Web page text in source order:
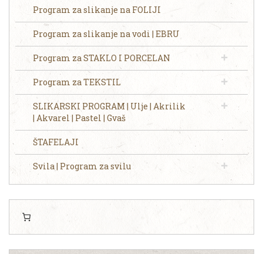
Program za slikanje na FOLIJI
Program za slikanje na vodi | EBRU
Program za STAKLO I PORCELAN
Program za TEKSTIL
SLIKARSKI PROGRAM | Ulje | Akrilik
| Akvarel | Pastel | Gvaš
ŠTAFELAJI
Svila | Program za svilu